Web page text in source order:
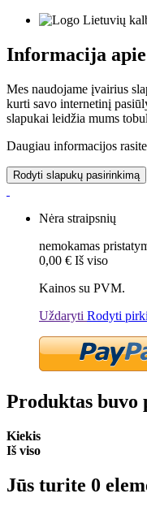
Informacija
Mes naudojame įvairius
kurti savo internetinį
slapukai leidžia mums
Daugiau informacijos
Rodyti slapukų pasirinkimą
Nėra straipsnių
nemokamas
0,00 € Iš viso
Kainos su PVM.
Uždaryti Rodyti
Produktas buvo
Kiekis
Iš viso
Jūs turite 0